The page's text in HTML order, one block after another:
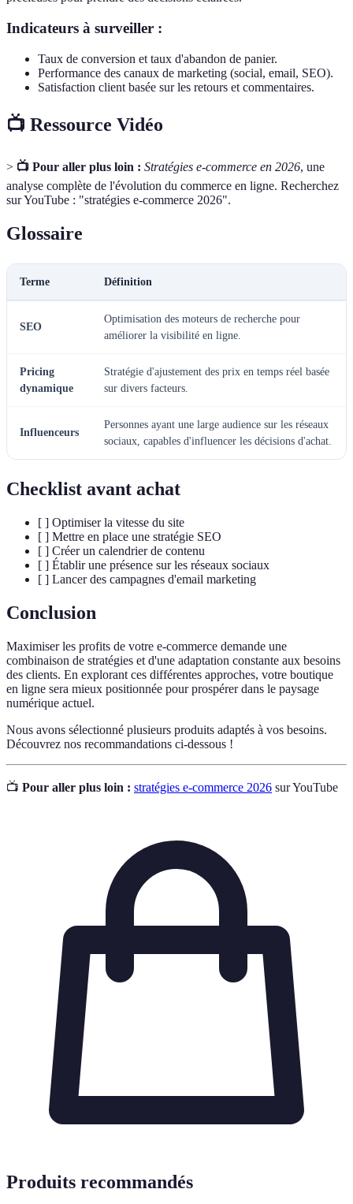
Indicateurs à surveiller :
Taux de conversion et taux d'abandon de panier.
Performance des canaux de marketing (social, email, SEO).
Satisfaction client basée sur les retours et commentaires.
📺 Ressource Vidéo
> 📺 Pour aller plus loin : Stratégies e-commerce en 2026, une
analyse complète de l'évolution du commerce en ligne. Recherchez
sur YouTube : "stratégies e-commerce 2026".
Glossaire
Terme Définition
SEO
Optimisation des moteurs de recherche pour
améliorer la visibilité en ligne.
Pricing
dynamique
Stratégie d'ajustement des prix en temps réel basée
sur divers facteurs.
Influenceurs
Personnes ayant une large audience sur les réseaux
sociaux, capables d'influencer les décisions d'achat.
Checklist avant achat
[ ] Optimiser la vitesse du site
[ ] Mettre en place une stratégie SEO
[ ] Créer un calendrier de contenu
[ ] Établir une présence sur les réseaux sociaux
[ ] Lancer des campagnes d'email marketing
Conclusion
Maximiser les profits de votre e-commerce demande une
combinaison de stratégies et d'une adaptation constante aux besoins
des clients. En explorant ces différentes approches, votre boutique
en ligne sera mieux positionnée pour prospérer dans le paysage
numérique actuel.
Nous avons sélectionné plusieurs produits adaptés à vos besoins.
Découvrez nos recommandations ci-dessous !
📺 Pour aller plus loin : stratégies e-commerce 2026 sur YouTube
Produits recommandés